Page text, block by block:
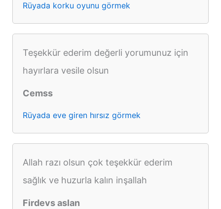
Rüyada korku oyunu görmek
Teşekkür ederim değerli yorumunuz için
hayırlara vesile olsun
Cemss
Rüyada eve giren hırsız görmek
Allah razı olsun çok teşekkür ederim
sağlık ve huzurla kalın inşallah
Firdevs aslan